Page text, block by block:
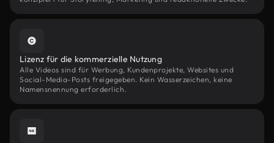
Lizenz für die kommerzielle Nutzung
Alle Videos sind für Werbung, Kundenprojekte, Websites und
Social-Media-Posts freigegeben. Kein Wasserzeichen, keine
Namensnennung erforderlich.